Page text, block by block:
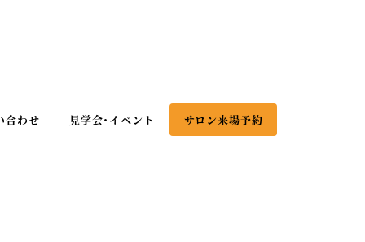
合わせ 見学会・イベント サロン来場予約